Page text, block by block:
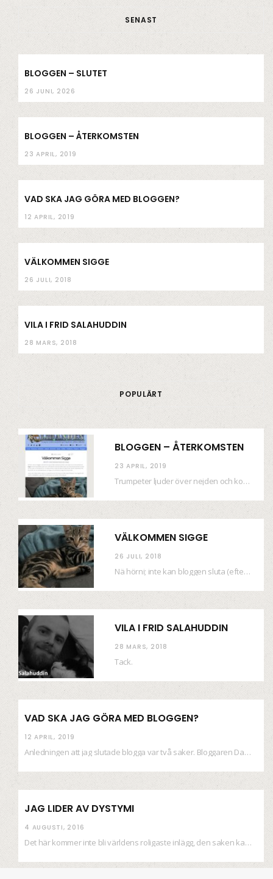
r
a
SENAST
BLOGGEN – SLUTET
26 JUNI, 2026
BLOGGEN – ÅTERKOMSTEN
23 APRIL, 2019
VAD SKA JAG GÖRA MED BLOGGEN?
12 APRIL, 2019
VÄLKOMMEN SIGGE
26 JULI, 2018
VILA I FRID SALAHUDDIN
28 MARS, 2018
POPULÄRT
BLOGGEN – ÅTERKOMSTEN
23 APRIL, 2019
Trumpeter ljuder över nejden och konfetti regnar längsmed husfasaderna – FREDEN ÄR HÄR! Eller ahem.…
VÄLKOMMEN SIGGE
26 JULI, 2018
Nä hörni; inte kan bloggen sluta (eftersom jag så sällan uppdaterar skiten) i sånt supermoll.…
VILA I FRID SALAHUDDIN
28 MARS, 2018
Tack.
VAD SKA JAG GÖRA MED BLOGGEN?
12 APRIL, 2019
Anledningen att jag slutade blogga var två saker. Bloggaren Daniel skrev ut checkar som personen…
JAG LIDER AV DYSTYMI
4 AUGUSTI, 2016
Det här kommer inte bli världens roligaste inlägg, den saken kan ni räkna med. Det…